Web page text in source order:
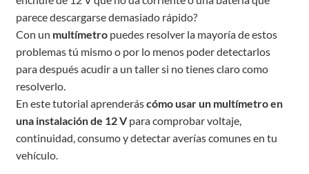
parece descargarse demasiado rápido?
Con un multímetropuedes resolver la mayoría de estos
problemas tú mismo o por lo menos poder detectarlos
para después acudir a un taller si no tienes claro como
resolverlo.
En este tutorial aprenderáscómo usar un multímetro en
una instalación de 12 Vpara comprobar voltaje,
continuidad, consumo y detectar averías comunes en tu
vehículo.